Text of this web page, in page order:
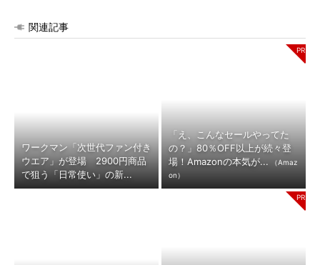
関連記事
ワークマン「次世代ファン付き
ウエア」が登場 2900円商品
で狙う「日常使い」の新...
「え、こんなセールやってた
の？」80％OFF以上が続々登
場！Amazonの本気が...
（Amaz
on）